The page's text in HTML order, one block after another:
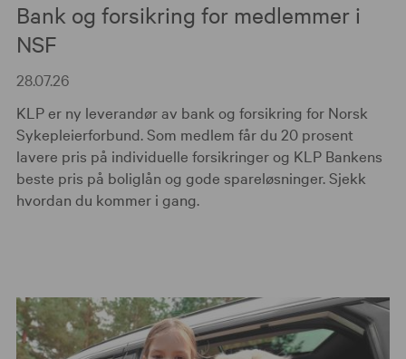
Bank og forsikring for medlemmer i
NSF
28.07.26
KLP er ny leverandør av bank og forsikring for Norsk
Sykepleierforbund. Som medlem får du 20 prosent
lavere pris på individuelle forsikringer og KLP Bankens
beste pris på boliglån og gode spareløsninger. Sjekk
hvordan du kommer i gang.